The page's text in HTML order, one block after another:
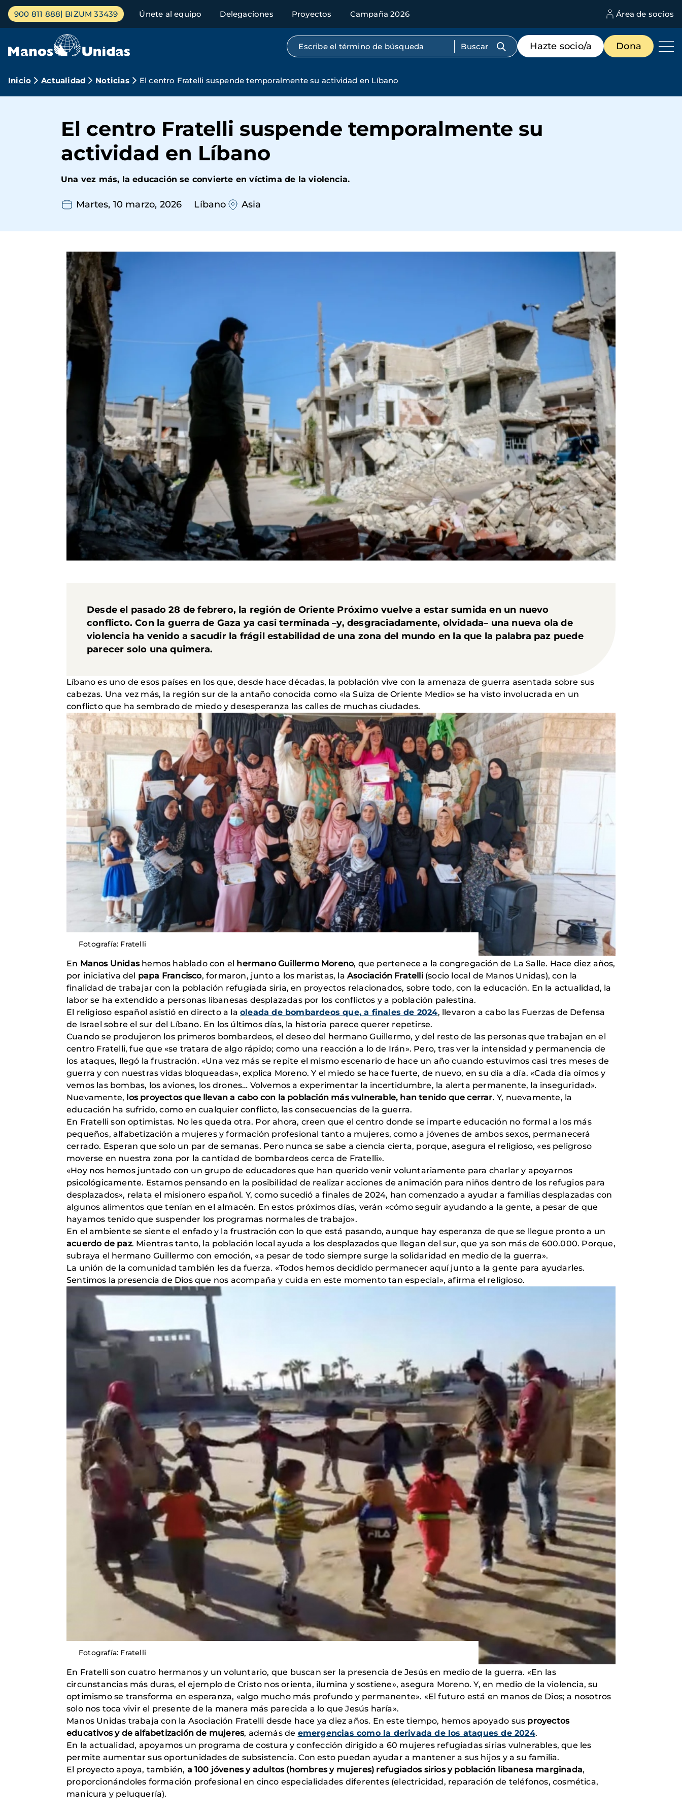
Pasar
contenido
Menú
principal
900 811 888 BIZUM 33439 Únete al equipo Delegaciones Proyectos Campaña 2026 Área de socios
Búsqueda por texto completo
Menú
de
destacados
Hazte socio/a Dona
Ruta
navegación
Inicio Actualidad Noticias El centro Fratelli suspende temporalmente su actividad en Líbano
El centro Fratelli suspende temporalmente su
actividad en Líbano
Una vez más, la educación se convierte en víctima de la violencia.
Martes, 10 marzo, 2026 Líbano Asia
Desde el pasado 28 de febrero, la región de Oriente Próximo vuelve a estar sumida en un nuevo
conflicto. Con la guerra de Gaza ya casi terminada –y, desgraciadamente, olvidada– una nueva ola de
violencia ha venido a sacudir la frágil estabilidad de una zona del mundo en la que la palabra paz puede
parecer solo una quimera.
Líbano es uno de esos países en los que, desde hace décadas, la población vive con la amenaza de guerra asentada sobre sus
cabezas. Una vez más, la región sur de la antaño conocida como «la Suiza de Oriente Medio» se ha visto involucrada en un
conflicto que ha sembrado de miedo y desesperanza las calles de muchas ciudades.
Fotografía: Fratelli
En Manos Unidashemos hablado con el hermano Guillermo Moreno, que pertenece a la congregación de La Salle. Hace diez años,
por iniciativa del papa Francisco, formaron, junto a los maristas, laAsociación Fratelli(socio local de Manos Unidas), con la
finalidad de trabajar con la población refugiada siria, en proyectos relacionados, sobre todo, con la educación. En la actualidad, la
labor se ha extendido a personas libanesas desplazadas por los conflictos y a población palestina.
El religioso español asistió en directo a la oleada de bombardeos que, a finales de 2024, llevaron a cabo las Fuerzas de Defensa
de Israel sobre el sur del Líbano. En los últimos días, la historia parece querer repetirse.
Cuando se produjeron los primeros bombardeos, el deseo del hermano Guillermo, y del resto de las personas que trabajan en el
centro Fratelli, fue que «se tratara de algo rápido; como una reacción a lo de Irán». Pero, tras ver la intensidad y permanencia de
los ataques, llegó la frustración. «Una vez más se repite el mismo escenario de hace un año cuando estuvimos casi tres meses de
guerra y con nuestras vidas bloqueadas», explica Moreno. Y el miedo se hace fuerte, de nuevo, en su día a día. «Cada día oímos y
vemos las bombas, los aviones, los drones… Volvemos a experimentar la incertidumbre, la alerta permanente, la inseguridad».
Nuevamente, los proyectos que llevan a cabo con la población más vulnerable, han tenido que cerrar. Y, nuevamente, la
educación ha sufrido, como en cualquier conflicto, las consecuencias de la guerra.
En Fratelli son optimistas. No les queda otra. Por ahora, creen que el centro donde se imparte educación no formal a los más
pequeños, alfabetización a mujeres y formación profesional tanto a mujeres, como a jóvenes de ambos sexos, permanecerá
cerrado. Esperan que solo un par de semanas. Pero nunca se sabe a ciencia cierta, porque, asegura el religioso, «es peligroso
moverse en nuestra zona por la cantidad de bombardeos cerca de Fratelli».
«Hoy nos hemos juntado con un grupo de educadores que han querido venir voluntariamente para charlar y apoyarnos
psicológicamente. Estamos pensando en la posibilidad de realizar acciones de animación para niños dentro de los refugios para
desplazados», relata el misionero español. Y, como sucedió a finales de 2024, han comenzado a ayudar a familias desplazadas con
algunos alimentos que tenían en el almacén. En estos próximos días, verán «cómo seguir ayudando a la gente, a pesar de que
hayamos tenido que suspender los programas normales de trabajo».
En el ambiente se siente el enfado y la frustración con lo que está pasando, aunque hay esperanza de que se llegue pronto a un
acuerdo de paz. Mientras tanto, la población local ayuda a los desplazados que llegan del sur, que ya son más de 600.000. Porque,
subraya el hermano Guillermo con emoción, «a pesar de todo siempre surge la solidaridad en medio de la guerra».
La unión de la comunidad también les da fuerza. «Todos hemos decidido permanecer aquí junto a la gente para ayudarles.
Sentimos la presencia de Dios que nos acompaña y cuida en este momento tan especial», afirma el religioso.
Fotografía: Fratelli
En Fratelli son cuatro hermanos y un voluntario, que buscan ser la presencia de Jesús en medio de la guerra. «En las
circunstancias más duras, el ejemplo de Cristo nos orienta, ilumina y sostiene», asegura Moreno. Y, en medio de la violencia, su
optimismo se transforma en esperanza, «algo mucho más profundo y permanente». «El futuro está en manos de Dios; a nosotros
solo nos toca vivir el presente de la manera más parecida a lo que Jesús haría».
Manos Unidas trabaja con la Asociación Fratelli desde hace ya diez años. En este tiempo, hemos apoyado sus proyectos
educativos y de alfabetización de mujeres, además de emergencias como la derivada de los ataques de 2024.
En la actualidad, apoyamos un programa de costura y confección dirigido a 60 mujeres refugiadas sirias vulnerables, que les
permite aumentar sus oportunidades de subsistencia. Con esto puedan ayudar a mantener a sus hijos y a su familia.
El proyecto apoya, también, a 100 jóvenes y adultos (hombres y mujeres) refugiados sirios y población libanesa marginada,
proporcionándoles formación profesional en cinco especialidades diferentes (electricidad, reparación de teléfonos, cosmética,
manicura y peluquería).